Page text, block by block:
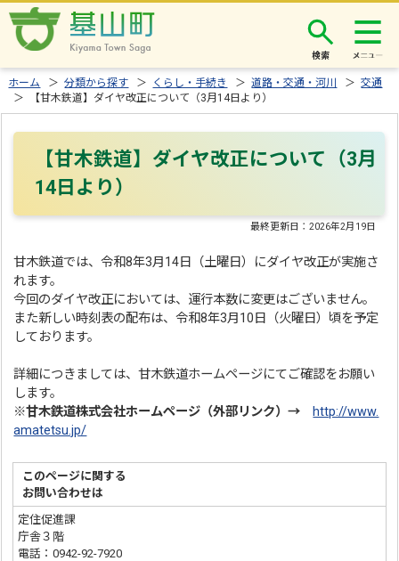
検索
ホーム ＞分類から探す ＞ くらし・手続き ＞道路・交通・河川 ＞交通
＞ 【甘木鉄道】ダイヤ改正について（3月14日より）
【甘木鉄道】ダイヤ改正について（3月
14日より）
最終更新日：2026年2月19日
甘木鉄道では、令和8年3月14日（土曜日）にダイヤ改正が実施さ
れます。
今回のダイヤ改正においては、運行本数に変更はございません。
また新しい時刻表の配布は、令和8年3月10日（火曜日）頃を予定
しております。
詳細につきましては、甘木鉄道ホームページにてご確認をお願い
します。
※甘木鉄道株式会社ホームページ（外部リンク）→ http://www.
amatetsu.jp/
このページに関する
お問い合わせは
定住促進課
庁舎３階
電話：0942-92-7920